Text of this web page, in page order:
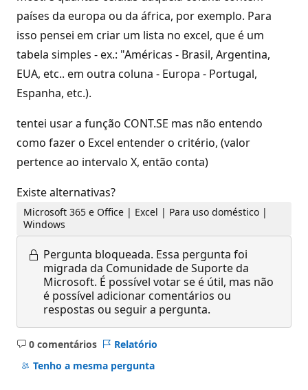
países da europa ou da áfrica, por exemplo. Para
isso pensei em criar um lista no excel, que é um
tabela simples - ex.: "Américas - Brasil, Argentina,
EUA, etc.. em outra coluna - Europa - Portugal,
Espanha, etc.).
tentei usar a função CONT.SE mas não entendo
como fazer o Excel entender o critério, (valor
pertence ao intervalo X, então conta)
Existe alternativas?
Microsoft 365 e Office | Excel | Para uso doméstico |
Windows
Pergunta bloqueada. Essa pergunta foi
migrada da Comunidade de Suporte da
Microsoft. É possível votar se é útil, mas não
é possível adicionar comentários ou
respostas ou seguir a pergunta.
0 comentários
Sem
comentários
Relatório
Tenho a mesma pergunta